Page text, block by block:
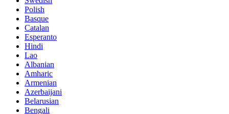
Polish
Basque
Catalan
Esperanto
Hindi
Lao
Albanian
Amharic
Armenian
Azerbaijani
Belarusian
Bengali